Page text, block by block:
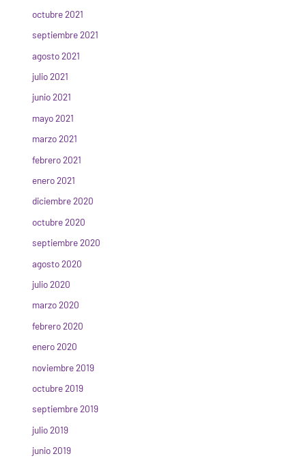
octubre 2021
septiembre 2021
agosto 2021
julio 2021
junio 2021
mayo 2021
marzo 2021
febrero 2021
enero 2021
diciembre 2020
octubre 2020
septiembre 2020
agosto 2020
julio 2020
marzo 2020
febrero 2020
enero 2020
noviembre 2019
octubre 2019
septiembre 2019
julio 2019
junio 2019